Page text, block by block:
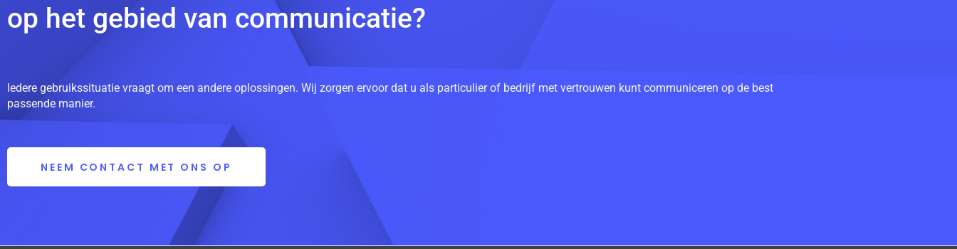
op het gebied van communicatie?
Iedere gebruikssituatie vraagt om een andere oplossingen. Wij zorgen ervoor dat u als particulier of bedrijf met vertrouwen kunt communiceren op de best
passende manier.
NEEM CONTACT MET ONS OP